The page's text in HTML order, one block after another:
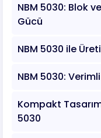
NBM 5030: Blok
Gücü
NBM 5030 ile
NBM 5030:
Kompakt
5030